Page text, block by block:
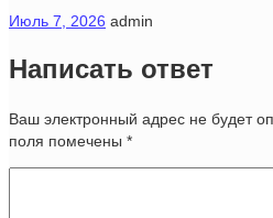
Июль 7, 2026 admin
Написать ответ
Ваш электронный адрес не будет
поля помечены *